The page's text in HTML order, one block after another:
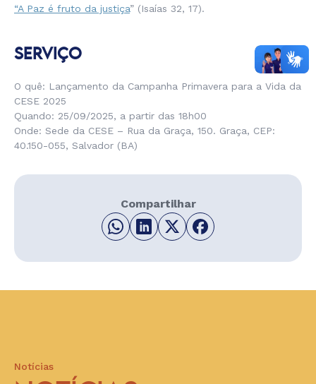
“A Paz é fruto da justiça” (Isaías 32, 17).
SERVIÇO
O quê: Lançamento da Campanha Primavera para a Vida da
CESE 2025
Quando: 25/09/2025, a partir das 18h00
Onde: Sede da CESE – Rua da Graça, 150. Graça, CEP:
40.150-055, Salvador (BA)
Compartilhar
Notícias